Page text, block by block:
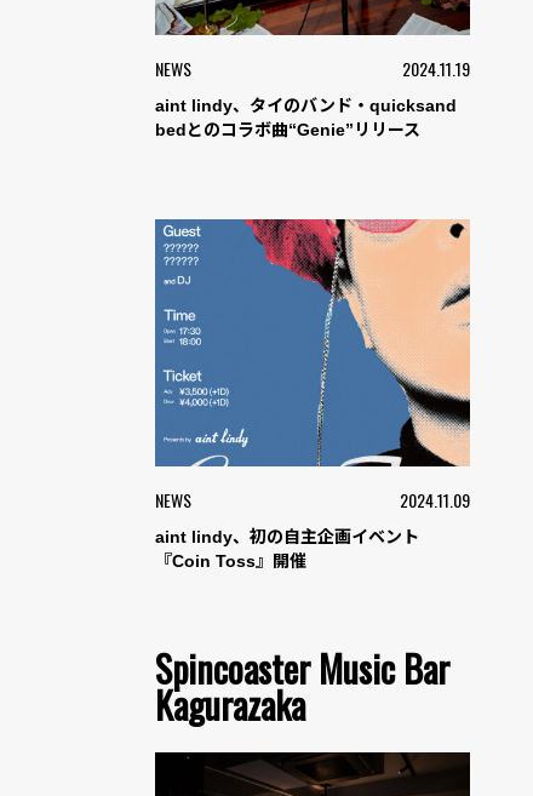
NEWS 2024.11.19
aint lindy、タイのバンド・quicksand
bedとのコラボ曲“Genie”リリース
NEWS 2024.11.09
aint lindy、初の自主企画イベント
『Coin Toss』開催
Spincoaster Music Bar
Kagurazaka